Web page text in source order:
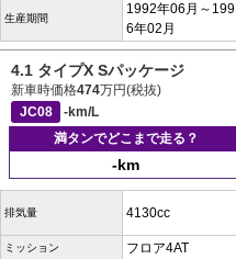
生産期間
1992年06月～199
6年02月
4.1 タイプX Sパッケージ
新車時価格474万円(税抜)
JC08
-km/L
満タンでどこまで走る？
-km
排気量 4130cc
ミッション フロア4AT